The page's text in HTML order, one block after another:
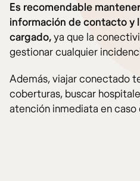
Es recomendable
información de contacto y
cargado,ya que la
gestionar cualquier
Además, viajar conectado
coberturas, buscar
atención inmediata en caso